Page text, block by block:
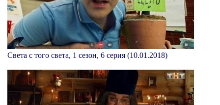
Света с того света, 1 сезон, 6 серия (10.01.2018)